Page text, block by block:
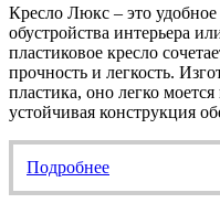
Кресло Люкс – это
обустройства интерьера
пластиковое кресло
прочность и легкость.
пластика, оно легко
устойчивая конструкция
Подробнее